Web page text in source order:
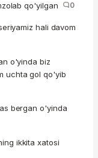
qo'yilgan
0
hali davom
o'yinda biz
uchta gol qo'yib
bergan o'yinda
ikkita xatosi